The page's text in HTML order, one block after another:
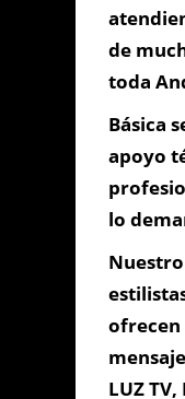
de
toda
Básica
apoyo
lo
ofrecen
LUZ